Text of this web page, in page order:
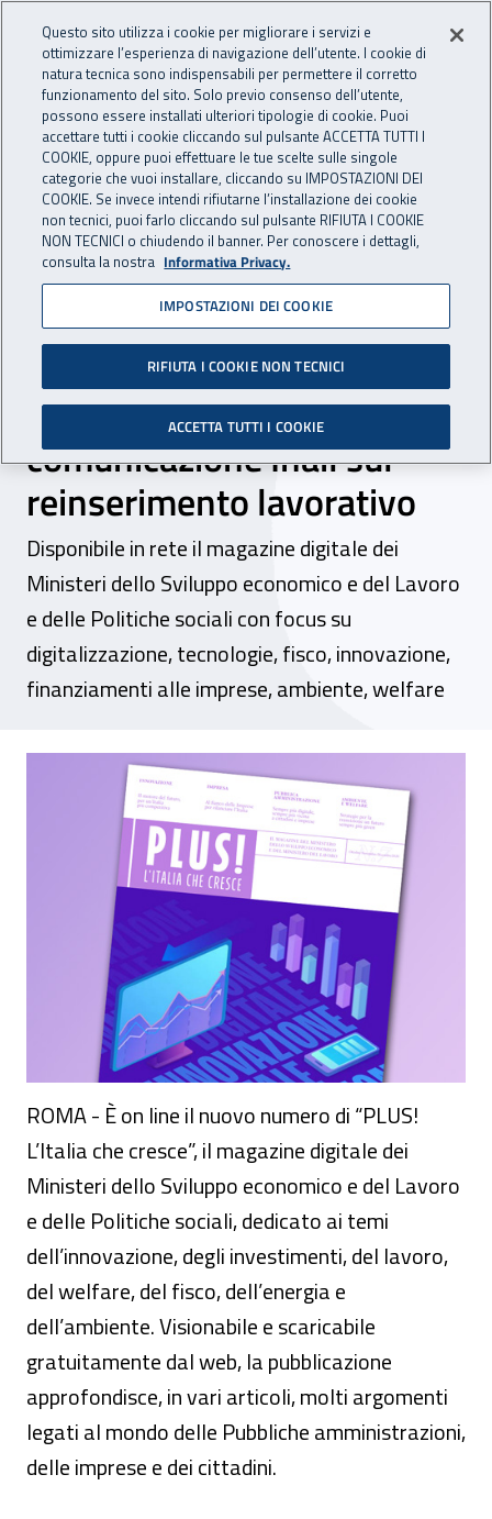
INAIL - Istituto Nazionale
Apri cerca
Navigazione principale
Navigazione - Ti trovi in:
Home Inail comunica News
05 novembre 2020
Nel nuovo numero di
“PLUS! L’Italia che cresce”
la campagna di
comunicazione Inail sul
reinserimento lavorativo
Disponibile in rete il magazine digitale dei
Ministeri dello Sviluppo economico e del Lavoro
e delle Politiche sociali con focus su
digitalizzazione, tecnologie, fisco, innovazione,
finanziamenti alle imprese, ambiente, welfare
Nel nuovo numero di “PLUS! L’Italia
ROMA - È on line il nuovo numero di “PLUS!
L’Italia che cresce”, il magazine digitale dei
Ministeri dello Sviluppo economico e del Lavoro
e delle Politiche sociali, dedicato ai temi
dell’innovazione, degli investimenti, del lavoro,
del welfare, del fisco, dell’energia e
dell’ambiente. Visionabile e scaricabile
gratuitamente dal web, la pubblicazione
approfondisce, in vari articoli, molti argomenti
legati al mondo delle Pubbliche amministrazioni,
delle imprese e dei cittadini.
Questo sito utilizza i cookie per migliorare i servizi e
ottimizzare l’esperienza di navigazione dell’utente. I cookie di
natura tecnica sono indispensabili per permettere il corretto
funzionamento del sito. Solo previo consenso dell’utente,
possono essere installati ulteriori tipologie di cookie. Puoi
accettare tutti i cookie cliccando sul pulsante ACCETTA TUTTI I
COOKIE, oppure puoi effettuare le tue scelte sulle singole
categorie che vuoi installare, cliccando su IMPOSTAZIONI DEI
COOKIE. Se invece intendi rifiutarne l’installazione dei cookie
non tecnici, puoi farlo cliccando sul pulsante RIFIUTA I COOKIE
NON TECNICI o chiudendo il banner. Per conoscere i dettagli,
consulta la nostra Informativa Privacy.
IMPOSTAZIONI DEI COOKIE
RIFIUTA I COOKIE NON TECNICI
ACCETTA TUTTI I COOKIE